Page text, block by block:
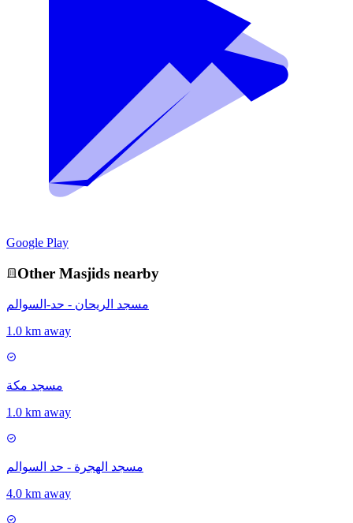
Google Play
Other Masjids nearby
مسجد الريحان - حد-السوالم
1.0 km away
مسجد مكة
1.0 km away
مسجد الهجرة - حد السوالم
4.0 km away